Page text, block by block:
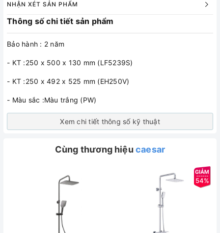
NHẬN XÉT SẢN PHẨM
Thông số chi tiết sản phẩm
Bảo hành : 2 năm
- KT :250 x 500 x 130 mm (LF5239S)
- KT :250 x 492 x 525 mm (EH250V)
- Màu sắc :Màu trắng (PW)
Xem chi tiết thông số kỹ thuật
Cùng thương hiệu caesar
54%